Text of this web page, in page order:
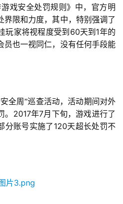
戏安全处罚规则》中，官方明
界限和力度，其中，特别强调了
玩家将视程度受到 60天到 1年的
员也一视同仁，没有任何手段能
全周”巡查活动，活动期间对外
2017年7月下旬，游戏进行了
分账号实施了 120天超长处罚不